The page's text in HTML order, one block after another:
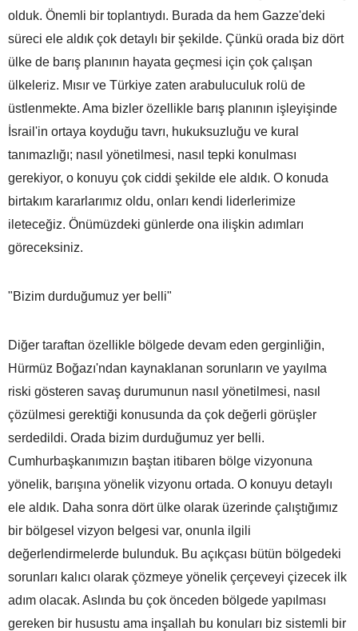
olduk. Önemli bir toplantıydı. Burada da hem Gazze'deki
süreci ele aldık çok detaylı bir şekilde. Çünkü orada biz dört
ülke de barış planının hayata geçmesi için çok çalışan
ülkeleriz. Mısır ve Türkiye zaten arabuluculuk rolü de
üstlenmekte. Ama bizler özellikle barış planının işleyişinde
İsrail'in ortaya koyduğu tavrı, hukuksuzluğu ve kural
tanımazlığı; nasıl yönetilmesi, nasıl tepki konulması
gerekiyor, o konuyu çok ciddi şekilde ele aldık. O konuda
birtakım kararlarımız oldu, onları kendi liderlerimize
ileteceğiz. Önümüzdeki günlerde ona ilişkin adımları
göreceksiniz.
"Bizim durduğumuz yer belli"
Diğer taraftan özellikle bölgede devam eden gerginliğin,
Hürmüz Boğazı'ndan kaynaklanan sorunların ve yayılma
riski gösteren savaş durumunun nasıl yönetilmesi, nasıl
çözülmesi gerektiği konusunda da çok değerli görüşler
serdedildi. Orada bizim durduğumuz yer belli.
Cumhurbaşkanımızın baştan itibaren bölge vizyonuna
yönelik, barışına yönelik vizyonu ortada. O konuyu detaylı
ele aldık. Daha sonra dört ülke olarak üzerinde çalıştığımız
bir bölgesel vizyon belgesi var, onunla ilgili
değerlendirmelerde bulunduk. Bu açıkçası bütün bölgedeki
sorunları kalıcı olarak çözmeye yönelik çerçeveyi çizecek ilk
adım olacak. Aslında bu çok önceden bölgede yapılması
gereken bir husustu ama inşallah bu konuları biz sistemli bir